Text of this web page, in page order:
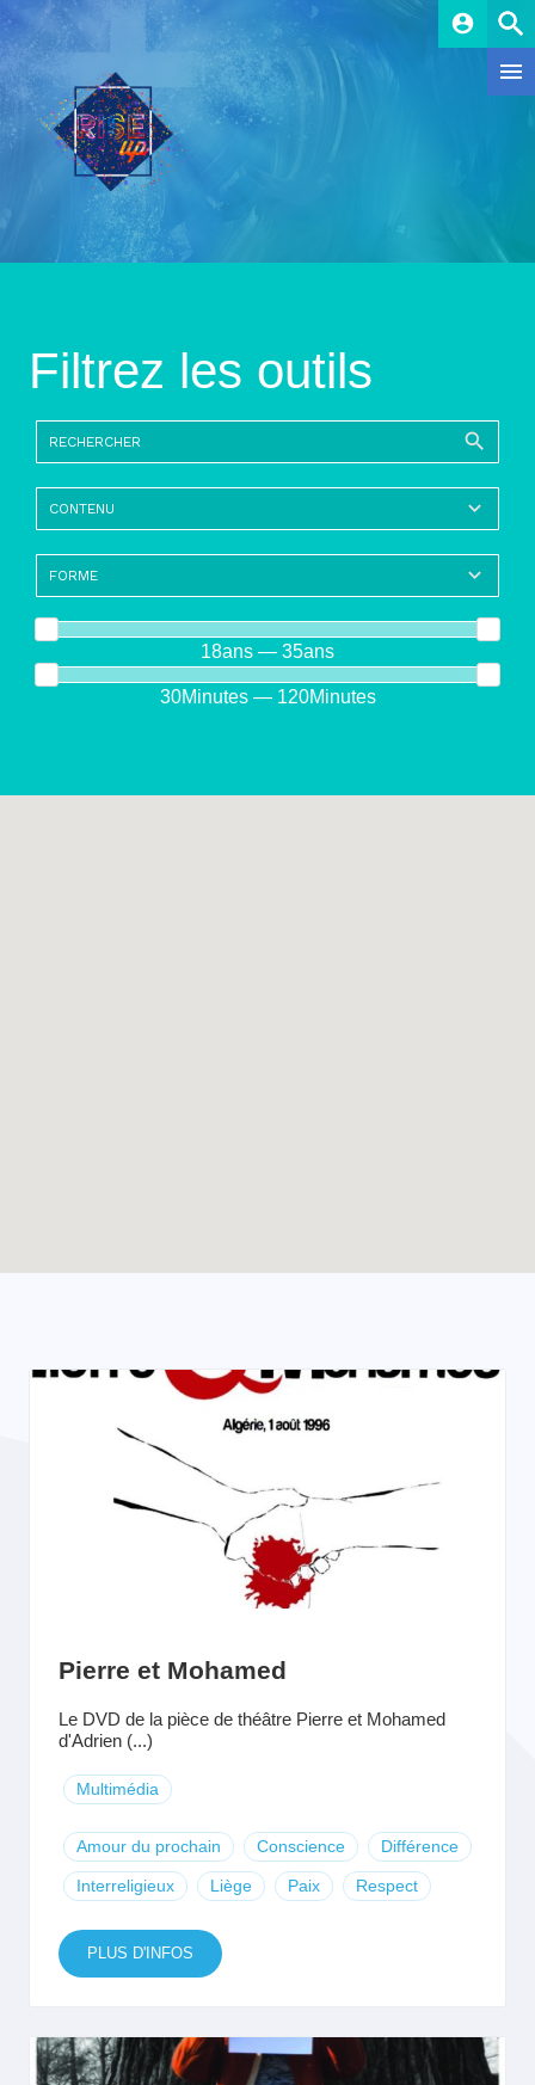
account_circle
Filtrez les outils
18ans — 35ans
30Minutes — 120Minutes
Pierre et Mohamed
Le DVD de la pièce de théâtre Pierre et Mohamed
d'Adrien (...)
Multimédia
Amour du prochain Conscience Différence
Interreligieux Liège Paix Respect
PLUS D'INFOS